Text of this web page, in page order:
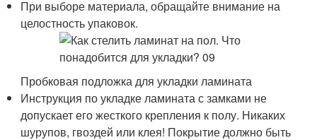
При выборе материала, обращайте внимание на
целостность упаковок.
Пробковая подложка для укладки ламината
Инструкция по укладке ламината с замками не
допускает его жесткого крепления к полу. Никаких
шурупов, гвоздей или клея! Покрытие должно быть